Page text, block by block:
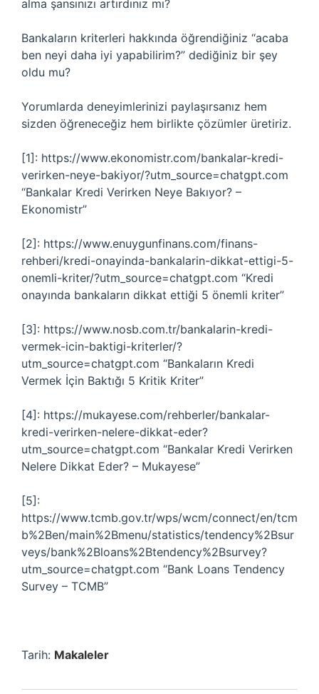
alma şansınızı artırdınız mı?
Bankaların kriterleri hakkında öğrendiğiniz “acaba
ben neyi daha iyi yapabilirim?” dediğiniz bir şey
oldu mu?
Yorumlarda deneyimlerinizi paylaşırsanız hem
sizden öğreneceğiz hem birlikte çözümler üretiriz.
[1]: https://www.ekonomistr.com/bankalar-kredi-
verirken-neye-bakiyor/?utm_source=chatgpt.com
“Bankalar Kredi Verirken Neye Bakıyor? –
Ekonomistr”
[2]: https://www.enuygunfinans.com/finans-
rehberi/kredi-onayinda-bankalarin-dikkat-ettigi-5-
onemli-kriter/?utm_source=chatgpt.com “Kredi
onayında bankaların dikkat ettiği 5 önemli kriter”
[3]: https://www.nosb.com.tr/bankalarin-kredi-
vermek-icin-baktigi-kriterler/?
utm_source=chatgpt.com “Bankaların Kredi
Vermek İçin Baktığı 5 Kritik Kriter”
[4]: https://mukayese.com/rehberler/bankalar-
kredi-verirken-nelere-dikkat-eder?
utm_source=chatgpt.com “Bankalar Kredi Verirken
Nelere Dikkat Eder? – Mukayese”
[5]:
https://www.tcmb.gov.tr/wps/wcm/connect/en/tcm
b%2Ben/main%2Bmenu/statistics/tendency%2Bsur
veys/bank%2Bloans%2Btendency%2Bsurvey?
utm_source=chatgpt.com “Bank Loans Tendency
Survey – TCMB”
Tarih: Makaleler